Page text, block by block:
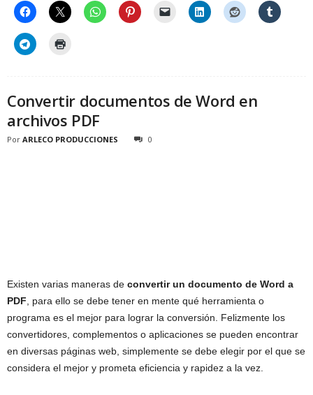
Convertir documentos de Word en
archivos PDF
Por ARLECO PRODUCCIONES 0
Existen varias maneras de convertir un documento de Word a
PDF , para ello se debe tener en mente qué herramienta o
programa es el mejor para lograr la conversión. Felizmente los
convertidores, complementos o aplicaciones se pueden encontrar
en diversas páginas web, simplemente se debe elegir por el que se
considera el mejor y prometa eficiencia y rapidez a la vez.